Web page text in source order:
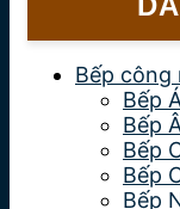
Bếp công
Bếp
Bếp
Bếp
Bếp
Bếp